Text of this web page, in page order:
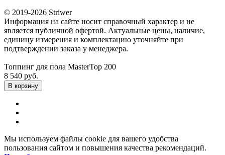
© 2019-2026 Striwer
Информация на сайте носит справочный характер и не
является публичной офертой. Актуальные цены, наличие,
единицу измерения и комплектацию уточняйте при
подтверждении заказа у менеджера.
Топпинг для пола MasterTop 200
8 540 руб.
В корзину
Мы используем файлы cookie для вашего удобства
пользования сайтом и повышения качества рекомендаций.